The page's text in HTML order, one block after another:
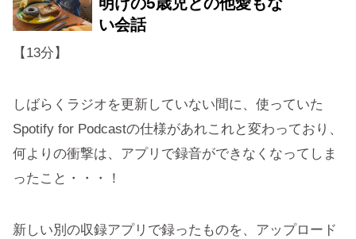
【13分】
しばらくラジオを更新していない間に、使っていた
Spotify for Podcastの仕様があれこれと変わっており、
何よりの衝撃は、アプリで録音ができなくなってしま
ったこと・・・！
新しい別の収録アプリで録ったものを、アップロード